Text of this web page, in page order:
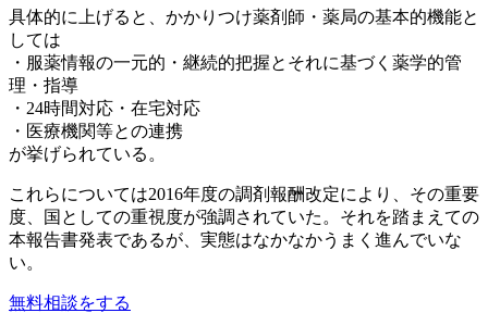
具体的に上げると、かかりつけ薬剤師・薬局の基本的機能と
しては
・服薬情報の一元的・継続的把握とそれに基づく薬学的管
理・指導
・24時間対応・在宅対応
・医療機関等との連携
が挙げられている。
これらについては2016年度の調剤報酬改定により、その重要
度、国としての重視度が強調されていた。それを踏まえての
本報告書発表であるが、実態はなかなかうまく進んでいな
い。
無料相談をする